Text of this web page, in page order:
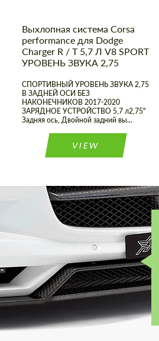
Выхлопная система Corsa
performance для Dodge
Charger R / T 5,7 Л V8 SPORT
УРОВЕНЬ ЗВУКА 2,75
СПОРТИВНЫЙ УРОВЕНЬ ЗВУКА 2,75
В ЗАДНЕЙ ОСИ БЕЗ
НАКОНЕЧНИКОВ 2017-2020
ЗАРЯДНОЕ УСТРОЙСТВО 5,7 л2,75"
Задняя ось, Двойной задний вы...
VIEW